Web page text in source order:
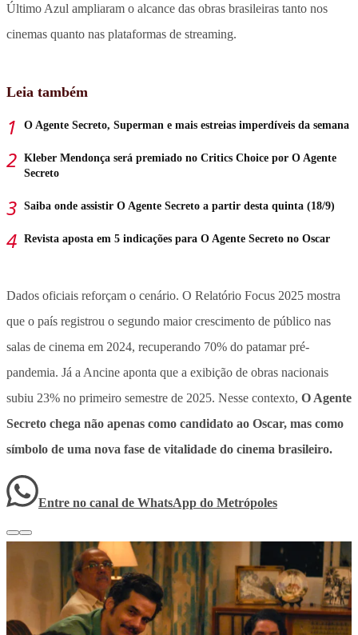
Último Azul ampliaram o alcance das obras brasileiras tanto nos
cinemas quanto nas plataformas de streaming.
Leia também
O Agente Secreto, Superman e mais estreias imperdíveis da semana
Kleber Mendonça será premiado no Critics Choice por O Agente
Secreto
Saiba onde assistir O Agente Secreto a partir desta quinta (18/9)
Revista aposta em 5 indicações para O Agente Secreto no Oscar
Dados oficiais reforçam o cenário. O Relatório Focus 2025 mostra
que o país registrou o segundo maior crescimento de público nas
salas de cinema em 2024, recuperando 70% do patamar pré-
pandemia. Já a Ancine aponta que a exibição de obras nacionais
subiu 23% no primeiro semestre de 2025. Nesse contexto, O Agente
Secreto chega não apenas como candidato ao Oscar, mas como
símbolo de uma nova fase de vitalidade do cinema brasileiro.
Entre no canal de WhatsApp do Metrópoles